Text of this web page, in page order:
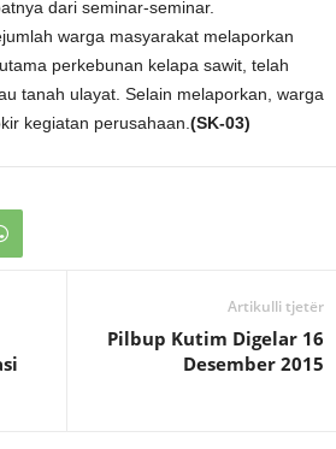
dari seminar-seminar.
warga masyarakat melaporkan
perkebunan kelapa sawit, telah
tanah ulayat. Selain melaporkan, warga
kegiatan perusahaan. (SK-03)
Artikulli tjetër
Pilbup Kutim Digelar 16
Desember 2015